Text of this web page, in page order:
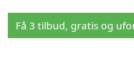
Få 3 tilbud, gratis og